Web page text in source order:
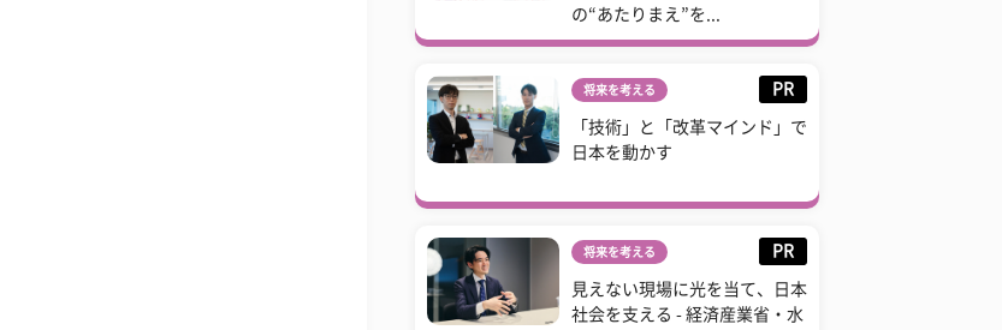
の“あたりまえ”を...
将来を考える PR
「技術」と「改革マインド」で
日本を動かす
将来を考える PR
見えない現場に光を当て、日本
社会を支える - 経済産業省・水